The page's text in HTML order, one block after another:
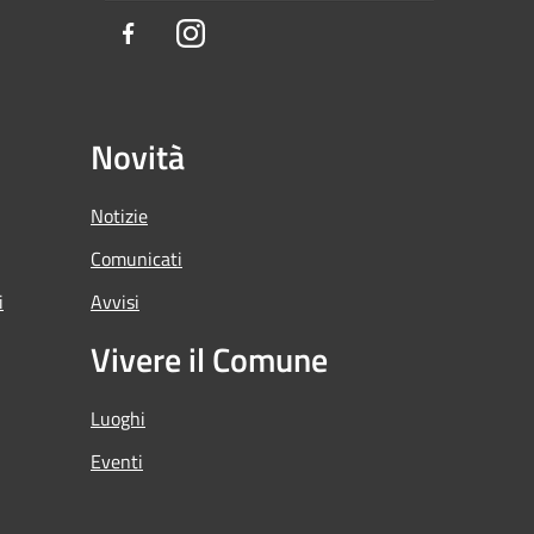
FacebookInstagram
Novità
Notizie
Comunicati
Avvisi
Vivere il Comune
Luoghi
Eventi